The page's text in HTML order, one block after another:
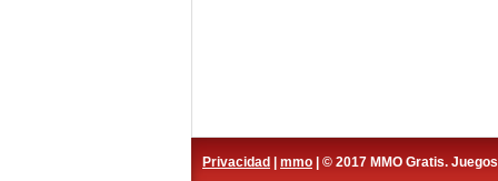
Privacidad mmo | © 2017 MMO Gratis.